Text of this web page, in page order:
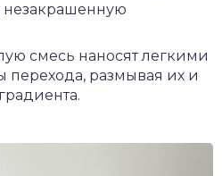
незакрашенную
смесь наносят легкими
перехода, размывая их и